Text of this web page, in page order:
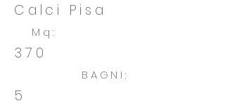
Calci Pisa
Mq:
370
BAGNI:
5